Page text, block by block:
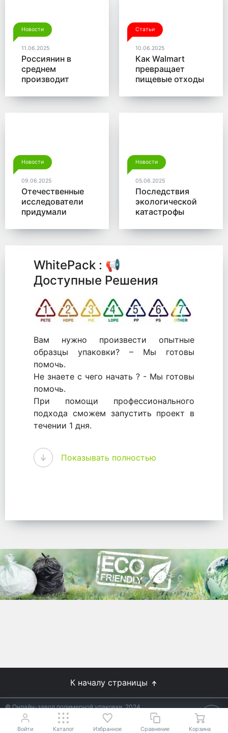
Новости
11.06.2025
Россиянин в
среднем
производит
мусора в год
Статьи
10.06.2025
Как Walmart
превращает
пищевые отходы
Новости
09.06.2025
Отечественные
исследователи
придумали
для утилизации
Новости
05.06.2025
Последствия
экологической
катастрофы
микробы от
WhitePack : 📢
Доступные Решения
Вам нужно произвести опытные
образцы упаковки? – Мы готовы
помочь.
Не знаете с чего начать ? - Мы готовы
помочь.
При помощи профессионального
подхода сможем запустить проект в
течении 1 дня.
WhitePack - перерабатываем пластик.
Мы принимали самое активное
участие в становлении этого рынка в
упаковке, и сегодня мы перешли в
Используйте готовые решения от
лидеров отрасли.
WhitePack
8 (495) 204-18-49
Показывать полностью
К началу страницы
© Онлайн-завод полимерной упаковки, 2024
Не является публичной офертой.Условия уточняйте у
менеджеров.
Войти Каталог Избранное Сравнение Корзина